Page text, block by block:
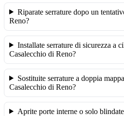
Riparate serrature dopo un
Reno?
Installate serrature di sicurezza a
Casalecchio di Reno?
Sostituite serrature a doppia
Casalecchio di Reno?
Aprite porte interne o solo